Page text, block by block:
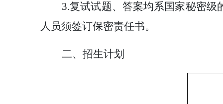
3.复试试题、答案均系国家秘密
人员须签订保密责任书。
二、招生计划